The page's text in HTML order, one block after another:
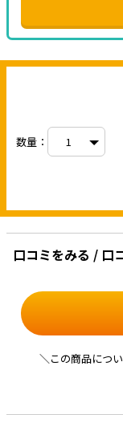
数量：
口コミをみる / 口
＼この商品につ